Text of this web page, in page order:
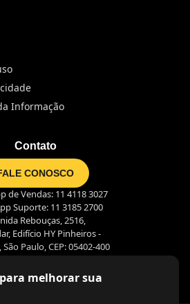
Informação
Contato
CONOSCO
de Vendas: 11 4118 3027
Suporte: 11 3185 2700
Rebouças, 2516,
Edifício HY Pinheiros -
Paulo, CEP: 05402-400
melhorar sua